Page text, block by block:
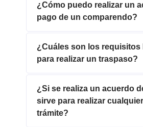
¿Cómo puedo realizar un
pago de un comparendo?
¿Cuáles son los requisitos
para realizar un traspaso?
¿Si se realiza un acuerdo
sirve para realizar
trámite?